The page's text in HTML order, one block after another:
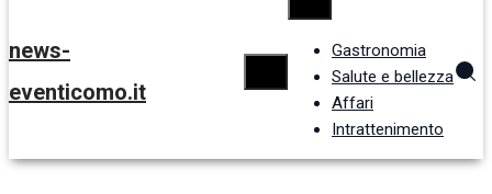
news-
eventicomo.it
Gastronomia
Salute e bellezza
Affari
Intrattenimento